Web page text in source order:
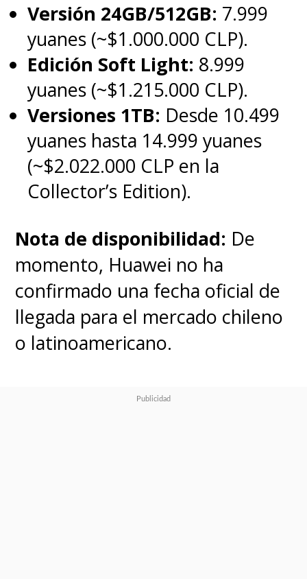
Versión 24GB/512GB: 7.999
yuanes (~$1.000.000 CLP).
Edición Soft Light: 8.999
yuanes (~$1.215.000 CLP).
Versiones 1TB: Desde 10.499
yuanes hasta 14.999 yuanes
(~$2.022.000 CLP en la
Collector’s Edition).
Nota de disponibilidad: De
momento, Huawei no ha
confirmado una fecha oficial de
llegada para el mercado chileno
o latinoamericano.